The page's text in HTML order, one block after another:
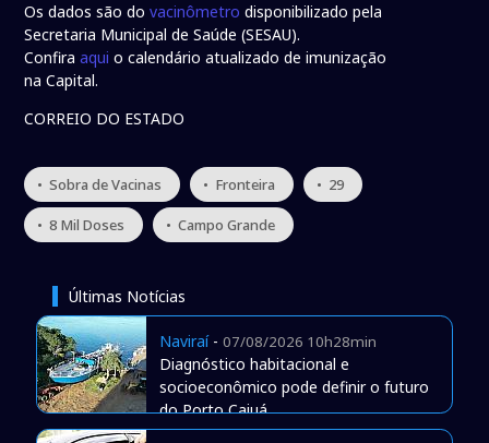
Os dados são dovacinômetro disponibilizado pela
Secretaria Municipal de Saúde (SESAU).
Confiraaqui o calendário atualizado de imunização
na Capital.
CORREIO DO ESTADO
• Sobra de Vacinas • Fronteira • 29
• 8 Mil Doses • Campo Grande
Últimas Notícias
Naviraí- 07/08/2026 10h28min
Diagnóstico habitacional e
socioeconômico pode definir o futuro
do Porto Caiuá